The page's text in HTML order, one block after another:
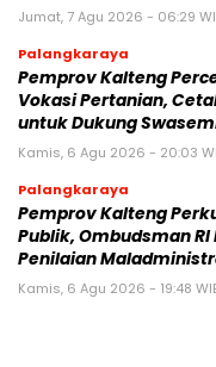
Jumat, 7 Agu 2026 - 06:29
Palangkaraya
Pemprov Kalteng
Vokasi Pertanian,
untuk Dukung
Kamis, 6 Agu 2026 - 20:03
Palangkaraya
Pemprov Kalteng
Publik, Ombudsman RI
Penilaian
Kamis, 6 Agu 2026 - 19:48